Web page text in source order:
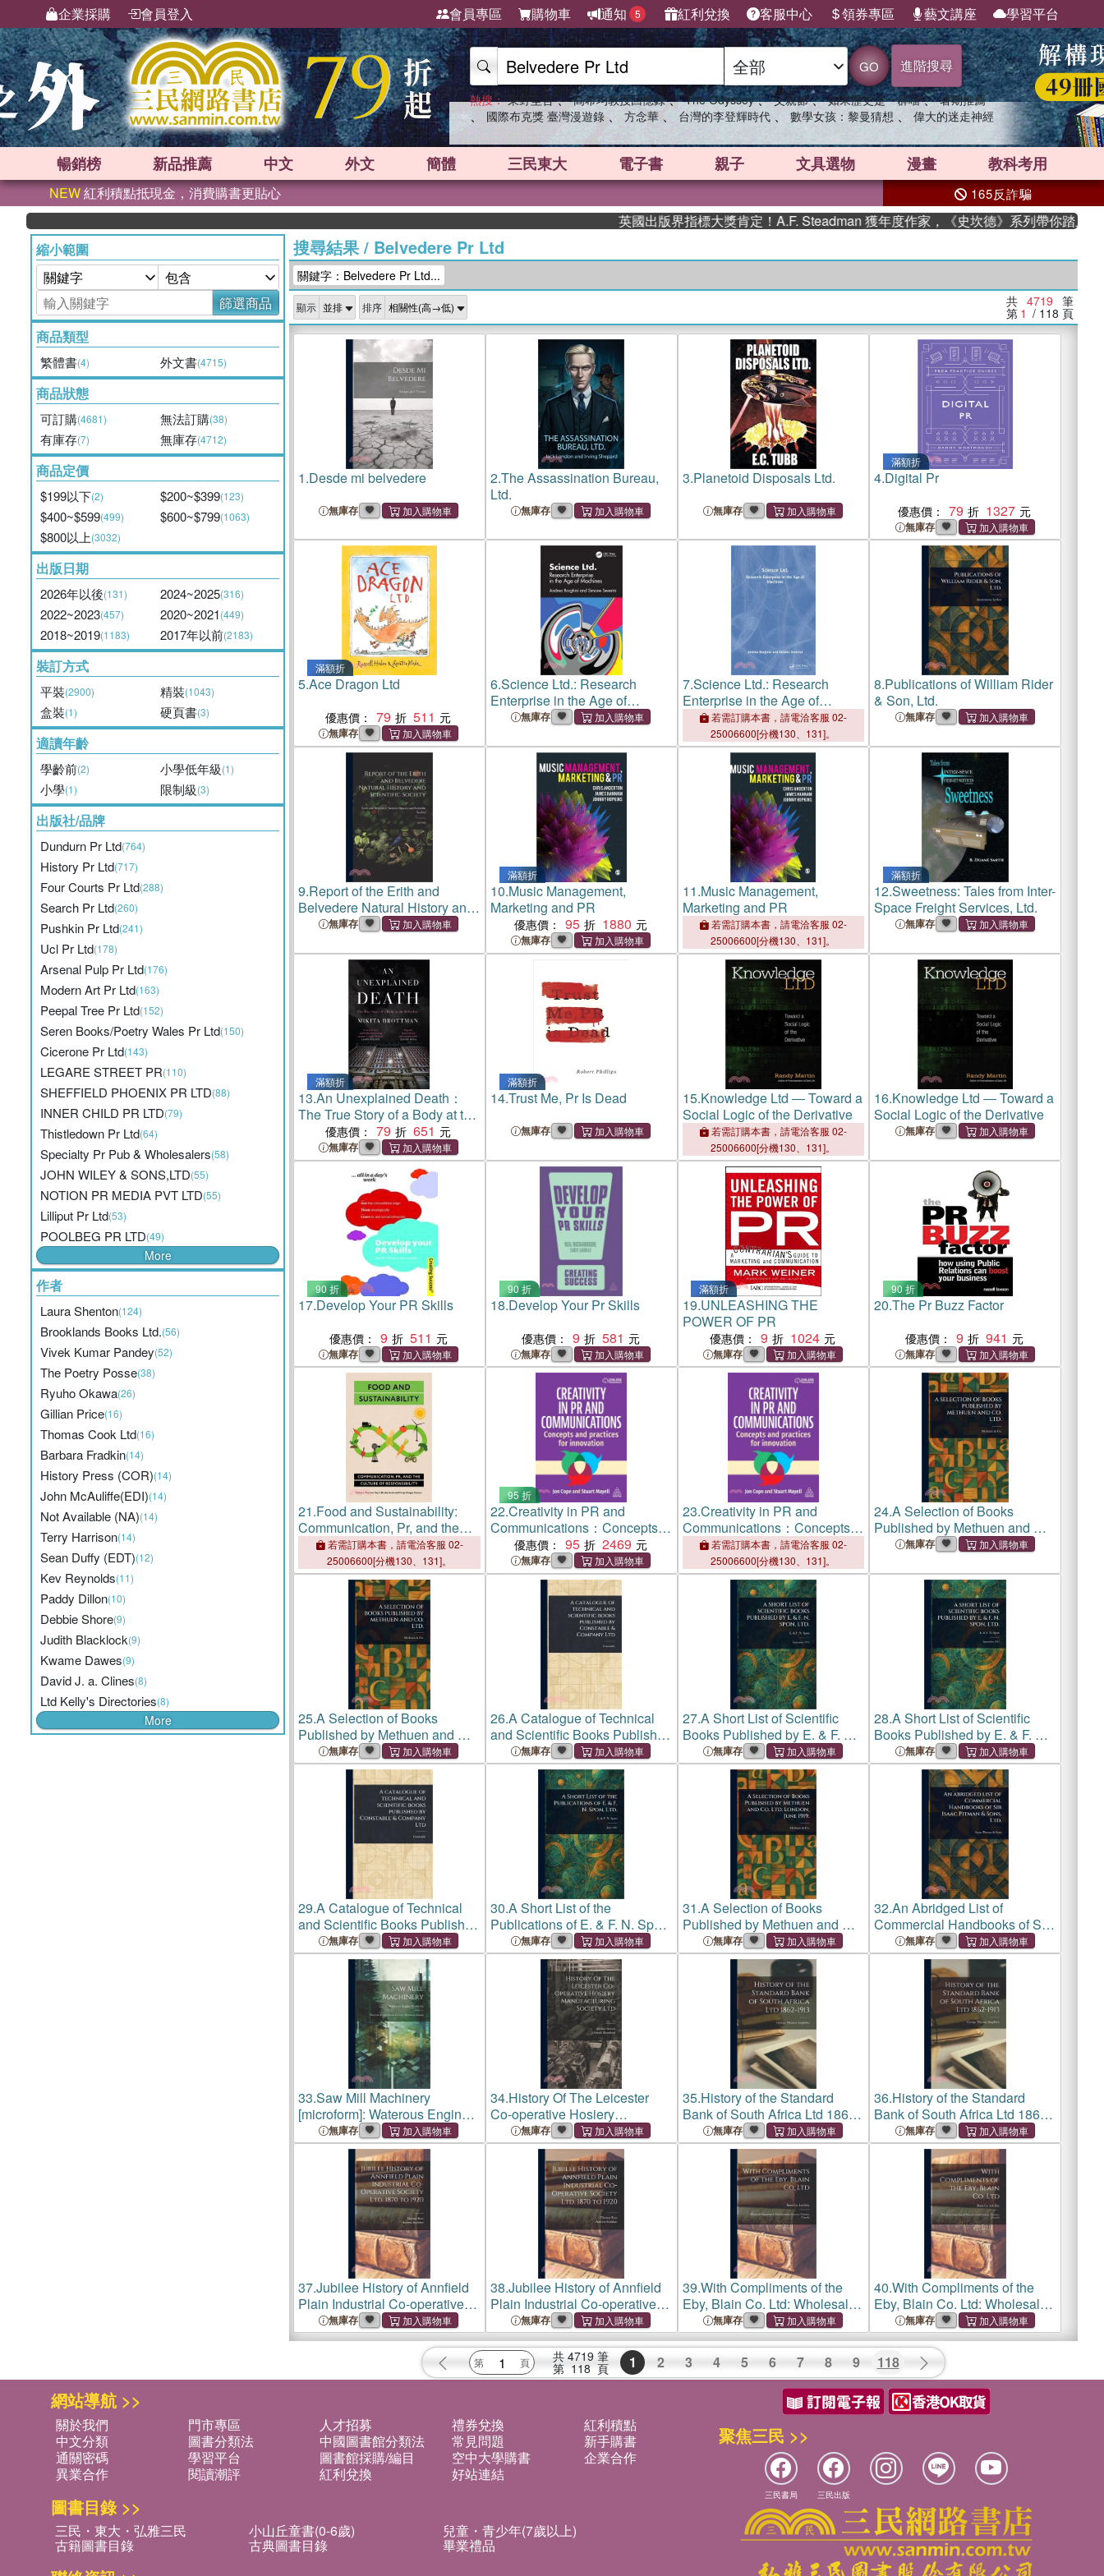
企業採購 會員登入 會員專區 購物車 通知 5 紅利兌換 客服中心 領券專區 藝文講座 學習平台
GO 進階搜尋
熱搜： 東野圭吾 、 高希均教授回憶錄 、 The Odyssey 、 父親節 、 如果歷史是一群喵 、 暑期推薦
、 國際布克獎 臺灣漫遊錄 、 方念華 、 台灣的李登輝時代 、 數學女孩：黎曼猜想 、 偉大的迷走神經
暢銷榜 新品推薦 中文 外文 簡體 三民東大 電子書 親子 文具選物 漫畫 教科考用
NEW紅利積點抵現金，消費購書更貼心 165反詐騙
英國出版界指標大獎肯定！A.F. Steadman 獲年度作家，《史坎德》系列帶你踏上熱血奇幻旅
縮小範圍
篩選商品
商品類型
繁體書(4) 外文書(4715)
商品狀態
可訂購(4681) 無法訂購(38)
有庫存(7) 無庫存(4712)
商品定價
$199以下(2) $200~$399(123)
$400~$599(499) $600~$799(1063)
$800以上(3032)
出版日期
2026年以後(131) 2024~2025(316)
2022~2023(457) 2020~2021(449)
2018~2019(1183) 2017年以前(2183)
裝訂方式
平裝(2900) 精裝(1043)
盒裝(1) 硬頁書(3)
適讀年齡
學齡前(2) 小學低年級(1)
小學(1) 限制級(3)
出版社/品牌
Dundurn Pr Ltd(764)
History Pr Ltd(717)
Four Courts Pr Ltd(288)
Search Pr Ltd(260)
Pushkin Pr Ltd(241)
Ucl Pr Ltd(178)
Arsenal Pulp Pr Ltd(176)
Modern Art Pr Ltd(163)
Peepal Tree Pr Ltd(152)
Seren Books/Poetry Wales Pr Ltd(150)
Cicerone Pr Ltd(143)
LEGARE STREET PR(110)
SHEFFIELD PHOENIX PR LTD(88)
INNER CHILD PR LTD(79)
Thistledown Pr Ltd(64)
Specialty Pr Pub & Wholesalers(58)
JOHN WILEY & SONS,LTD(55)
NOTION PR MEDIA PVT LTD(55)
Lilliput Pr Ltd(53)
POOLBEG PR LTD(49)
More
作者
Laura Shenton(124)
Brooklands Books Ltd.(56)
Vivek Kumar Pandey(52)
The Poetry Posse(38)
Ryuho Okawa(26)
Gillian Price(16)
Thomas Cook Ltd(16)
Barbara Fradkin(14)
History Press (COR)(14)
John McAuliffe(EDI)(14)
Not Available (NA)(14)
Terry Harrison(14)
Sean Duffy (EDT)(12)
Kev Reynolds(11)
Paddy Dillon(10)
Debbie Shore(9)
Judith Blacklock(9)
Kwame Dawes(9)
David J. a. Clines(8)
Ltd Kelly's Directories(8)
More
搜尋結果/ Belvedere Pr Ltd
關鍵字：Belvedere Pr Ltd...
顯示 排序 共 4719 筆
第 1 / 118 頁
1.Desde mi belvedere
無庫存
2.The Assassination Bureau,
Ltd.
無庫存
3.Planetoid Disposals Ltd.
無庫存
滿額折
4.Digital Pr
優惠價： 79 1327
無庫存
滿額折
5.Ace Dragon Ltd
優惠價： 79 511
無庫存
6.Science Ltd.: Research
Enterprise in the Age of
Machines
無庫存
7.Science Ltd.: Research
Enterprise in the Age of
Machines
若需訂購本書，請電洽客服 02-
25006600[分機130、131]。
8.Publications of William Rider
& Son, Ltd.
無庫存
9.Report of the Erith and
Belvedere Natural History and
Scientific Society: 5th - 6th
無庫存
滿額折
10.Music Management,
Marketing and PR
優惠價： 95 1880
無庫存
11.Music Management,
Marketing and PR
若需訂購本書，請電洽客服 02-
25006600[分機130、131]。
滿額折
12.Sweetness: Tales from Inter-
Space Freight Services, Ltd.
無庫存
滿額折
13.An Unexplained Death：
The True Story of a Body at the
Belvedere
優惠價： 79 651
無庫存
滿額折
14.Trust Me, Pr Is Dead
無庫存
15.Knowledge Ltd ― Toward a
Social Logic of the Derivative
若需訂購本書，請電洽客服 02-
25006600[分機130、131]。
16.Knowledge Ltd ― Toward a
Social Logic of the Derivative
無庫存
90 折
17.Develop Your PR Skills
優惠價： 9 511
無庫存
90 折
18.Develop Your Pr Skills
優惠價： 9 581
無庫存
滿額折
19.UNLEASHING THE
POWER OF PR
優惠價： 9 1024
無庫存
90 折
20.The Pr Buzz Factor
優惠價： 9 941
無庫存
21.Food and Sustainability:
Communication, Pr, and the
Culture of Responsibility
若需訂購本書，請電洽客服 02-
25006600[分機130、131]。
95 折
22.Creativity in PR and
Communications：Concepts
and Practices for Innovation
優惠價： 95 2469
無庫存
23.Creativity in PR and
Communications：Concepts
and Practices for Innovation
若需訂購本書，請電洽客服 02-
25006600[分機130、131]。
24.A Selection of Books
Published by Methuen and Co.
Ltd.
無庫存
25.A Selection of Books
Published by Methuen and Co.
Ltd.
無庫存
26.A Catalogue of Technical
and Scientific Books Published
by Constable & Company Ltd
無庫存
27.A Short List of Scientific
Books Published by E. & F. N.
Spon, Ltd.
無庫存
28.A Short List of Scientific
Books Published by E. & F. N.
Spon, Ltd.
無庫存
29.A Catalogue of Technical
and Scientific Books Published
by Constable & Company Ltd
無庫存
30.A Short List of the
Publications of E. & F. N. Spon,
Ltd.
無庫存
31.A Selection of Books
Published by Methuen and Co.
Ltd. London, June 1919.
無庫存
32.An Abridged List of
Commercial Handbooks of Sir
Isaac Pitman & Sons, Ltd.
無庫存
33.Saw Mill Machinery
[microform]: Waterous Engine
Works Co. Ltd., Brantford,
Canada
無庫存
34.History Of The Leicester
Co-operative Hosiery
Manufacturing Society Ltd
無庫存
35.History of the Standard
Bank of South Africa Ltd 1862-
1913無庫存
36.History of the Standard
Bank of South Africa Ltd 1862-
1913無庫存
37.Jubilee History of Annfield
Plain Industrial Co-operative
Society ltd. 1870 to 1920
無庫存
38.Jubilee History of Annfield
Plain Industrial Co-operative
Society ltd. 1870 to 1920
無庫存
39.With Compliments of the
Eby, Blain Co. Ltd: Wholesale
Importing & Manufacturing
Grocers, Toronto, Canada
無庫存
40.With Compliments of the
Eby, Blain Co. Ltd: Wholesale
Importing & Manufacturing
Grocers, Toronto, Canada
無庫存
共 4719 筆
第 118 頁 1 2 3 4 5 6 7 8 9 118
網站導航 >>
關於我們 門市專區 人才招募 禮券兌換
紅利積點
中文分類
圖書分類法 中國圖書館分類法 常見問題
新手購書
通關密碼
學習平台 圖書館採購/編目 空中大學購書
企業合作
異業合作
閱讀潮評 紅利兌換 好站連結
圖書目錄 >>
三民・東大・弘雅三民 小山丘童書(0-6歲) 兒童・青少年(7歲以上)
古籍圖書目錄 古典圖書目錄 畢業禮品
聚焦三民 >>
三民書局 三民出版